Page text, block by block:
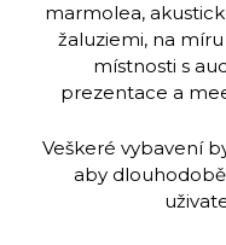
marmolea,
žaluziemi, na
místnosti s
prezentace a
Veškeré vybavení
aby dlouhodobě